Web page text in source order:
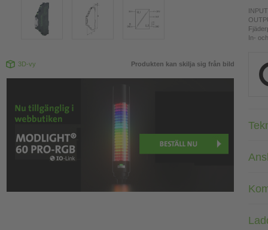
3D-vy Produkten kan skilja sig från bild
In-